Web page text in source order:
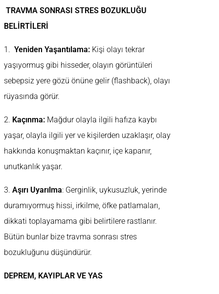
TRAVMA SONRASI STRES BOZUKLUĞU
BELİRTİLERİ
1. Yeniden Yaşantılama: Kişi olayı tekrar
yaşıyormuş gibi hisseder, olayın görüntüleri
sebepsiz yere gözü önüne gelir (flashback), olayı
rüyasında görür.
2. Kaçınma: Mağdur olayla ilgili hafıza kaybı
yaşar, olayla ilgili yer ve kişilerden uzaklaşır, olay
hakkında konuşmaktan kaçınır, içe kapanır,
unutkanlık yaşar.
3. Aşırı Uyarılma: Gerginlik, uykusuzluk, yerinde
duramıyormuş hissi, irkilme, öfke patlamaları,
dikkati toplayamama gibi belirtilere rastlanır.
Bütün bunlar bize travma sonrası stres
bozukluğunu düşündürür.
DEPREM, KAYIPLAR VE YAS